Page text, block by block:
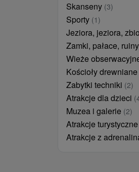
Skanseny (3)
Sporty (1)
Jeziora, jeziora,
Zamki, pałace, ruiny
Wieże
Kościoły drewniane
Zabytki techniki (2)
Atrakcje dla dzieci
Muzea i galerie (2)
Atrakcje turystyczne
Atrakcje z